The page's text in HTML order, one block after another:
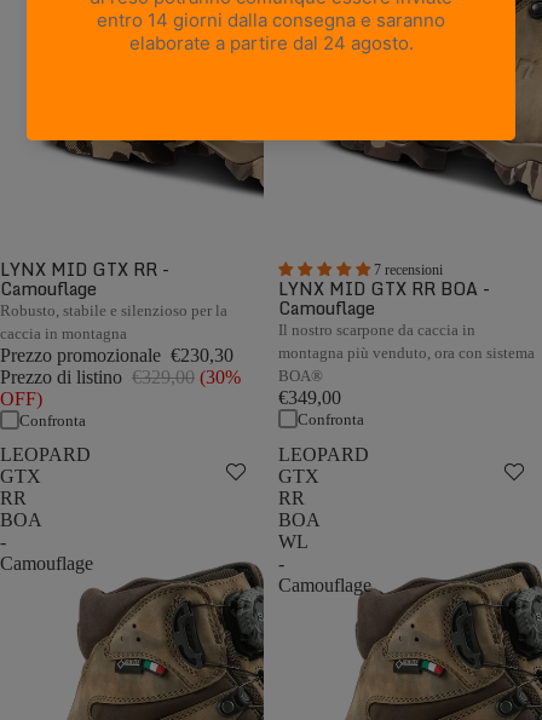
LYNX MID GTX RR -
Camouflage
Robusto, stabile e silenzioso per la
caccia in montagna
Prezzo promozionale €230,30
Prezzo di listino €329,00 (30%
OFF)
Confronta
7 recensioni
LYNX MID GTX RR BOA -
Camouflage
Il nostro scarpone da caccia in
montagna più venduto, ora con sistema
BOA®
€349,00
Confronta
LEOPARD
GTX
RR
BOA
-
Camouflage
LEOPARD
GTX
RR
BOA
WL
-
Camouflage